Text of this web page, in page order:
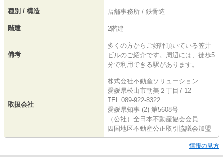
種別 / 構造 店舗事務所 / 鉄骨造
階建 2階建
備考
多くの方からご好評頂いている笠井
ビルのご紹介です。周辺には、徒歩5
分で利用できる駅があります。
取扱会社
株式会社不動産ソリューション
愛媛県松山市朝美２丁目7-12
TEL:089-922-8322
愛媛県知事 (2) 第5608号
（公社）全日本不動産協会会員
四国地区不動産公正取引協議会加盟
情報の見方